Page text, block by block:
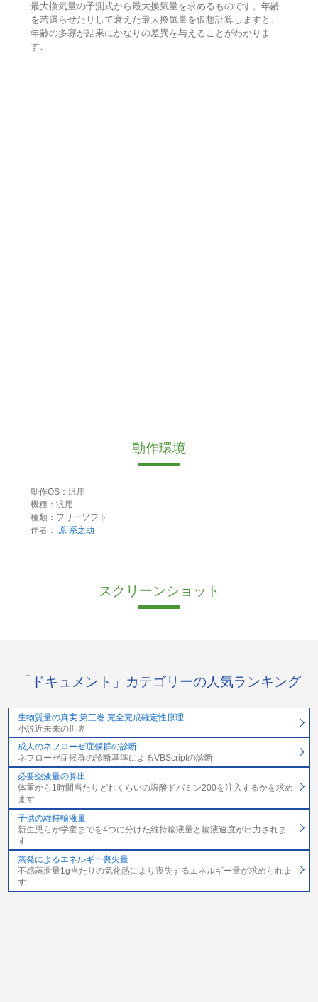
最大換気量の予測式から最大換気量を求めるものです。年齢
を若還らせたりして衰えた最大換気量を仮想計算しますと、
年齢の多寡が結果にかなりの差異を与えることがわかりま
す。
動作環境
動作OS：汎用
機種：汎用
種類：フリーソフト
作者：
原 系之助
スクリーンショット
「ドキュメント」カテゴリーの人気ランキング
生物質量の真実 第三巻 完全完成確定性原理
小説近未来の世界
成人のネフローゼ症候群の診断
ネフローゼ症候群の診断基準によるVBScriptの診断
必要薬液量の算出
体重から1時間当たりどれくらいの塩酸ドバミン200を注入するかを求め
ます
子供の維持輸液量
新生児らが学童までを4つに分けた維持輸液量と輸液速度が出力されま
す
蒸発によるエネルギー喪失量
不感蒸泄量1g当たりの気化熱により喪失するエネルギー量が求められま
す